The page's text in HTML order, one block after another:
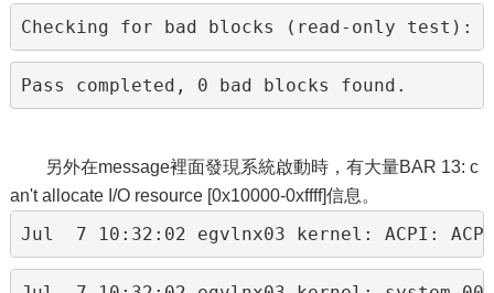
Checking for bad blocks
Pass completed, 0 bad blocks found.
另外在message裡面發現系統啟動時，有大量BAR 13: c
an't allocate I/O resource [0x10000-0xffff]信息。
Jul  7 10:32:02 egvlnx03 kernel: ACPI: